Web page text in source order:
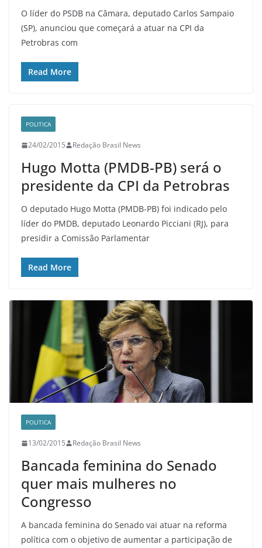
O líder do PSDB na Câmara, deputado Carlos Sampaio
(SP), anunciou que começará a atuar na CPI da
Petrobras com
Read More
POLITICA
24/02/2015 Redação Brasil News
Hugo Motta (PMDB-PB) será o
presidente da CPI da Petrobras
O deputado Hugo Motta (PMDB-PB) foi indicado pelo
líder do PMDB, deputado Leonardo Picciani (RJ), para
presidir a Comissão Parlamentar
Read More
POLITICA
13/02/2015 Redação Brasil News
Bancada feminina do Senado
quer mais mulheres no
Congresso
A bancada feminina do Senado vai atuar na reforma
política com o objetivo de aumentar a participação de